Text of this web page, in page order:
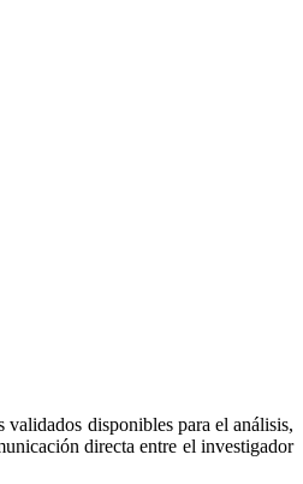
disponibles para el análisis,
directa entre el investigador